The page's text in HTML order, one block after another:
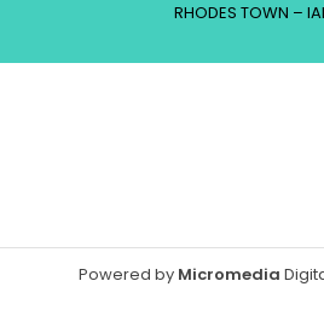
RHODES TOWN –
Powered by Micromedia